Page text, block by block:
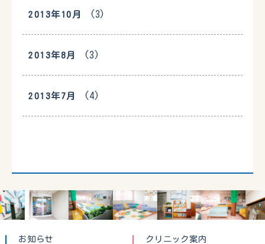
2013年10月 (3)
2013年8月 (3)
2013年7月 (4)
お知らせ クリニック案内